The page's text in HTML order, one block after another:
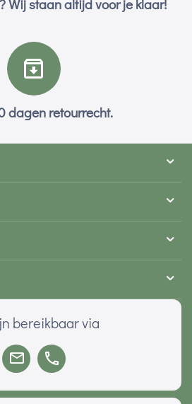
Wij staan altijd voor je klaar!
dagen retourrecht.
bereikbaar via